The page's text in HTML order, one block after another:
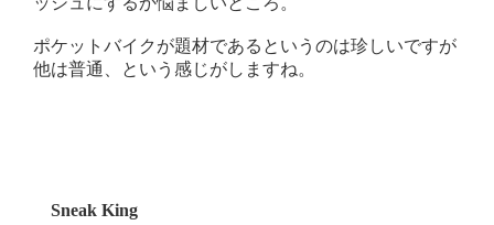
ポケットバイクが題材であるというのは珍しいですが
他は普通、という感じがしますね。
Sneak King